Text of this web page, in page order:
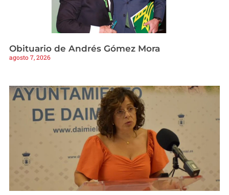
Obituario de Andrés Gómez Mora
agosto 7, 2026